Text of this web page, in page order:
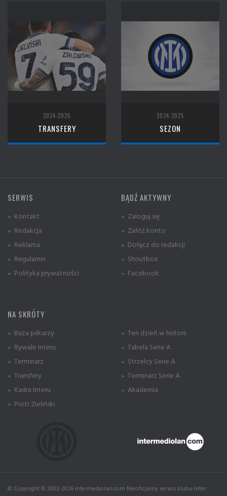
2024-2025
TRANSFERY
2024-2025
SEZON
SERWIS
» Kontakt
» Redakcja
» Reklama
» Regulamin
» Polityka prywatności
BĄDŹ AKTYWNY
» Zaloguj się
» Załóż konto
» Dołącz do redakcji
» Shoutbox
» Facebook
NA SKRÓTY
» Baza piłkarzy
» Rywale Interu
» Terminarz
» Transfery
» Kadra Interu
» Piotr Zieliński
» Ten dzień w historii
» Tabela Serie A
» Strzelcy Serie A
» Terminarz Serie A
» Akademia
© Copyright © 2002-2026 intermediolan.com Nieoficjalny serwis klubu Inter